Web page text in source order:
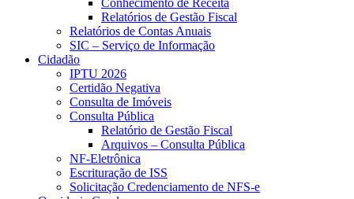
Conhecimento de Receita
Relatórios de Gestão Fiscal
Relatórios de Contas Anuais
SIC – Serviço de Informação
Cidadão
IPTU 2026
Certidão Negativa
Consulta de Imóveis
Consulta Pública
Relatório de Gestão Fiscal
Arquivos – Consulta Pública
NF-Eletrônica
Escrituração de ISS
Solicitação Credenciamento de NFS-e